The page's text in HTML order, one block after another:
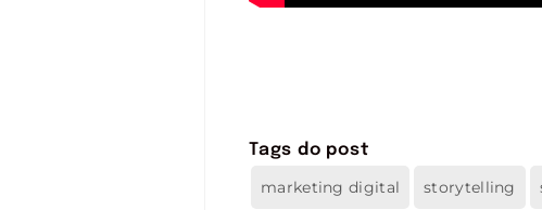
Tags do post
marketing digital storytelling